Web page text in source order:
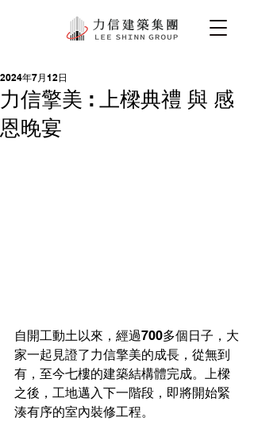
力信擎美 : 上樑典禮 與 感
恩晚宴
2024年7月12日
自開工動土以來，經過700多個日子，大
家一起見證了力信擎美的成長，從無到
有，至今七樓的建築結構體完成。上樑
之後，工地邁入下一階段，即將開始緊
湊有序的室內裝修工程。